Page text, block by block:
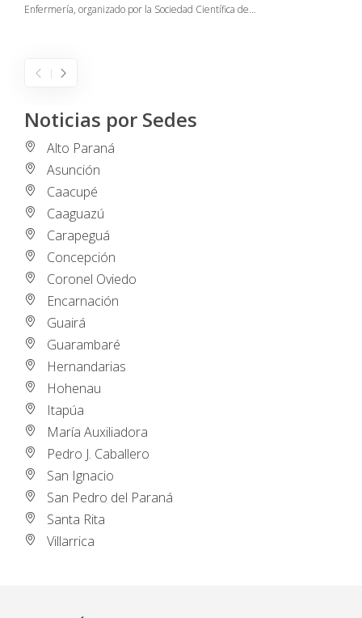
Enfermería, organizado por la Sociedad Científica de…
Noticias por Sedes
Alto Paraná
Asunción
Caacupé
Caaguazú
Carapeguá
Concepción
Coronel Oviedo
Encarnación
Guairá
Guarambaré
Hernandarias
Hohenau
Itapúa
María Auxiliadora
Pedro J. Caballero
San Ignacio
San Pedro del Paraná
Santa Rita
Villarrica